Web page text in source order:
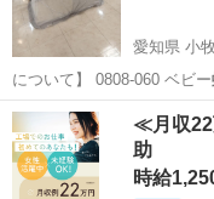
愛知県 小
について】 0808-060 ベビー
愛知 小牧市 ベビー
≪月収22
助
時給